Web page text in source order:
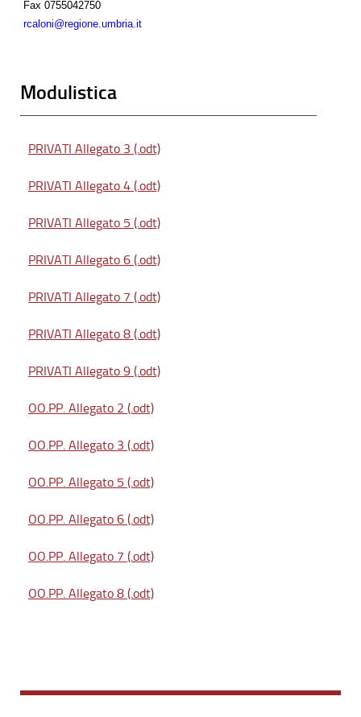
Fax 0755042750
rcaloni@regione.umbria.it
Modulistica
PRIVATI Allegato 3 (.odt)
PRIVATI Allegato 4 (.odt)
PRIVATI Allegato 5 (.odt)
PRIVATI Allegato 6 (.odt)
PRIVATI Allegato 7 (.odt)
PRIVATI Allegato 8 (.odt)
PRIVATI Allegato 9 (.odt)
OO.PP. Allegato 2 (.odt)
OO.PP. Allegato 3 (.odt)
OO.PP. Allegato 5 (.odt)
OO.PP. Allegato 6 (.odt)
OO.PP. Allegato 7 (.odt)
OO.PP. Allegato 8 (.odt)